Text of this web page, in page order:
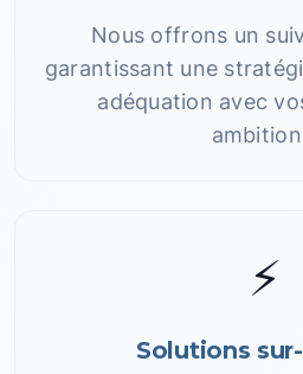
Nous offrons un
garantissant une
adéquation avec
⚡
Solutions